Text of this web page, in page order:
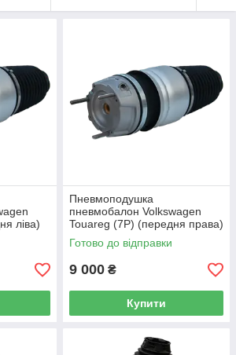
ліва)
Пневмоподушка
пневмобалон Volkswagen
Touareg (7P) (передня права)
Готово до відправки
9 000 ₴
Купити